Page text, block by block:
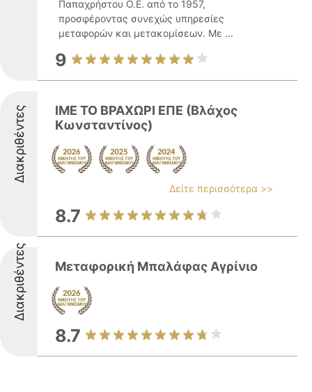
Παπαχρήστου Ο.Ε. από το 1957,
προσφέροντας συνεχώς υπηρεσίες
μεταφορών και μετακομίσεων. Με ...
9
Διακριθέντες
ΙΜΕ ΤΟ ΒΡΑΧΩΡΙ ΕΠΕ (Βλάχος
Κωνσταντίνος)
Δείτε περισσότερα >>
8.7
Διακριθέντες Μεταφορική Μπαλάφας Αγρίνιo
8.7